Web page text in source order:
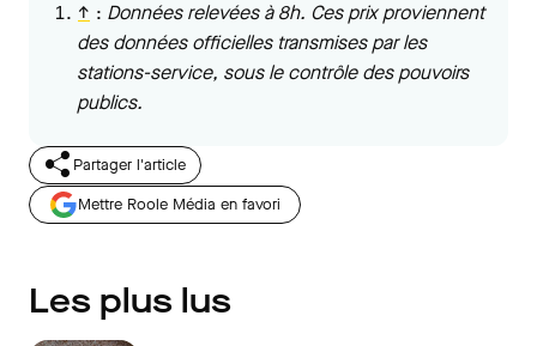
↑ : Données relevées à 8h. Ces prix proviennent
des données officielles transmises par les
stations-service, sous le contrôle des pouvoirs
publics.
Partager l'article
Mettre Roole Média en favori
Les plus lus